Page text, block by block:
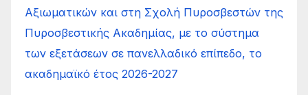
Αξιωματικών και στη Σχολή Πυροσβεστών της
Πυροσβεστικής Ακαδημίας, με το σύστημα
των εξετάσεων σε πανελλαδικό επίπεδο, το
ακαδημαϊκό έτος 2026-2027